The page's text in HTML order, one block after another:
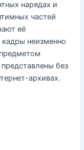
нарядах и
частей
её
кадры неизменно
без
архивах.